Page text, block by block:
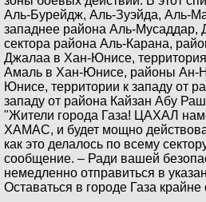
Аль-Бурейдж, Аль-Зуэйда, Аль-
западнее района Аль-Мусаддар,
сектора района Аль-Карана,
Джалаа в Хан-Юнисе,
Амаль в Хан-Юнисе, районы Ан-
Юнисе, территории к западу от
западу от района Кайзан Абу
"Жители города Газа! ЦАХАЛ
ХАМАС, и будет мощно
как это делалось по всему
сообщение. – Ради вашей
немедленно отправиться в
Оставаться в городе Газа крайне